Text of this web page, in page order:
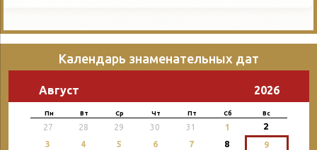
Календарь знаменательных дат
Август 2026
Пн Вт Ср Чт Пт Сб Вс
27 28 29 30 31 1 2
3 4 5 6 7 8
9